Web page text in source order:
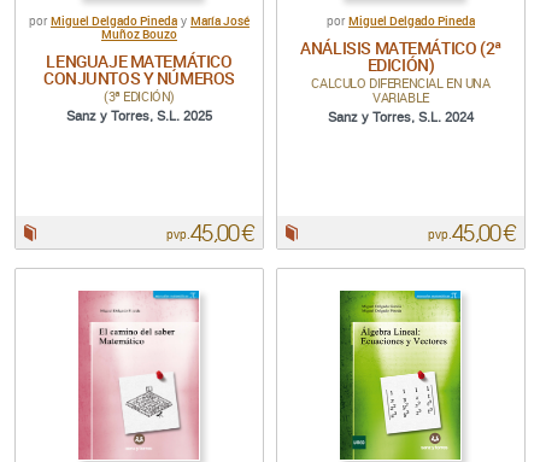
por Miguel Delgado Pineday María José
Muñoz Bouzo
LENGUAJE MATEMÁTICO
CONJUNTOS Y NÚMEROS
(3ª EDICIÓN)
Sanz y Torres, S.L. 2025
pvp.45,00 €
por Miguel Delgado Pineda
ANÁLISIS MATEMÁTICO (2ª
EDICIÓN)
CALCULO DIFERENCIAL EN UNA
VARIABLE
Sanz y Torres, S.L. 2024
pvp.45,00 €